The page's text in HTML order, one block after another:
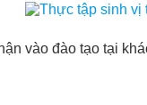
vào đào tạo tại